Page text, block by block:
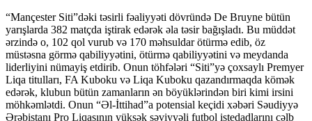
“Mançester Siti”dəki təsirli fəaliyyəti dövründə De Bruyne bütün
yarışlarda 382 matçda iştirak edərək əla təsir bağışladı. Bu müddət
ərzində o, 102 qol vurub və 170 məhsuldar ötürmə edib, öz
müstəsna görmə qabiliyyətini, ötürmə qabiliyyətini və meydanda
liderliyini nümayiş etdirib. Onun töhfələri “Siti”yə çoxsaylı Premyer
Liqa titulları, FA Kuboku və Liqa Kuboku qazandırmaqda kömək
edərək, klubun bütün zamanların ən böyüklərindən biri kimi irsini
möhkəmlətdi. Onun “Əl-İttihad”a potensial keçidi xəbəri Səudiyyə
Ərəbistanı Pro Liqasının yüksək səviyyəli futbol istedadlarını cəlb